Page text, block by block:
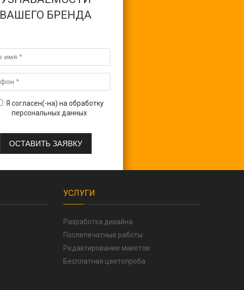
ВАШЕГО БРЕНДА
Я согласен(-на) на обработку
персональных данных
УСЛУГИ
Разработка дизайна
Послепечатные работы
Редактирование макетов
Бесплатная цветопроба